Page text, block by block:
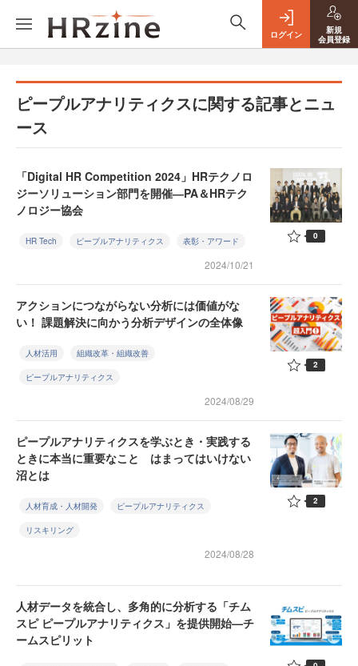
ログイン
新規
会員登録
ピープルアナリティクスに関する記事とニュ
ース
「Digital HR Competition 2024」HRテクノロ
ジーソリューション部門を開催―PA＆HRテク
ノロジー協会
HR Tech ピープルアナリティクス 表彰・アワード
2024/10/21
0
アクションにつながらない分析には価値がな
い！ 課題解決に向かう分析デザインの全体像
人材活用 組織改革・組織改善
ピープルアナリティクス
2024/08/29
2
ピープルアナリティクスを学ぶとき・実践する
ときに本当に重要なこと はまってはいけない
沼とは
人材育成・人材開発 ピープルアナリティクス
リスキリング
2024/08/28
2
人材データを統合し、多角的に分析する「チム
スピ ピープルアナリティクス」を提供開始—チ
ームスピリット